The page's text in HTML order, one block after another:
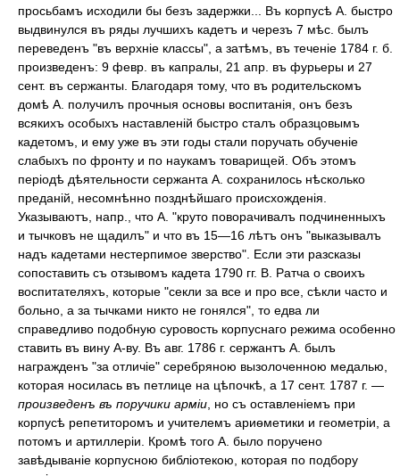
просьбамъ исходили бы безъ задержки... Въ корпусѣ А. быстро
выдвинулся въ ряды лучшихъ кадетъ и черезъ 7 мѣс. былъ
переведенъ "въ верхніе классы", а затѣмъ, въ теченіе 1784 г. б.
произведенъ: 9 февр. въ капралы, 21 апр. въ фурьеры и 27
сент. въ сержанты. Благодаря тому, что въ родительскомъ
домѣ А. получилъ прочныя основы воспитанія, онъ безъ
всякихъ особыхъ наставленій быстро сталъ образцовымъ
кадетомъ, и ему уже въ эти годы стали поручать обученіе
слабыхъ по фронту и по наукамъ товарищей. Объ этомъ
періодѣ дѣятельности сержанта А. сохранилось нѣсколько
преданій, несомнѣнно позднѣйшаго происхожденія.
Указываютъ, напр., что А. "круто поворачивалъ подчиненныхъ
и тычковъ не щадилъ" и что въ 15—16 лѣтъ онъ "выказывалъ
надъ кадетами нестерпимое зверство". Если эти разсказы
сопоставить съ отзывомъ кадета 1790 гг. В. Ратча о своихъ
воспитателяхъ, которые "секли за все и про все, сѣкли часто и
больно, а за тычками никто не гонялся", то едва ли
справедливо подобную суровость корпуснаго режима особенно
ставить въ вину А-ву. Въ авг. 1786 г. сержантъ А. былъ
награжденъ "за отличіе" серебряною вызолоченною медалью,
которая носилась въ петлице на цѣпочкѣ, а 17 сент. 1787 г. —
произведенъ въ поручики арміи , но съ оставленіемъ при
корпусѣ репетиторомъ и учителемъ ариѳметики и геометріи, а
потомъ и артиллеріи. Кромѣ того А. было поручено
завѣдываніе корпусною библіотекою, которая по подбору